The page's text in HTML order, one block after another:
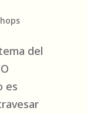
del
es